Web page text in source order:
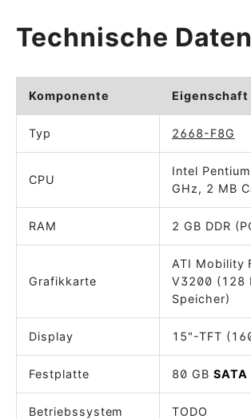
Technische Daten
Komponente Eigenschaft
Typ 2668-F8G
CPU
Intel
GHz, 2 MB
RAM 2 GB DDR
Grafikkarte
ATI Mobility
V3200 (128
Speicher)
Display 15"-TFT
Festplatte 80 GB SATA
Betriebssystem TODO